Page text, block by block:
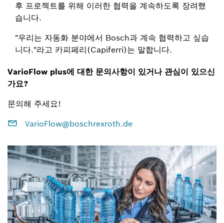
후 프로젝트를 위해 이러한 협력을 계속하도록 장려했
습니다.
"우리는 자동화 분야에서 Bosch과 계속 협력하고 싶습
니다."라고 카피페리(Capiferri)는 말합니다.
VarioFlow plus에 대한 문의사항이 있거나 관심이 있으신
가요?
문의해 주세요!
VarioFlow@boschrexroth.de